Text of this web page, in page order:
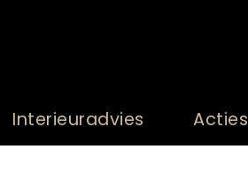
Interieuradvies Acties